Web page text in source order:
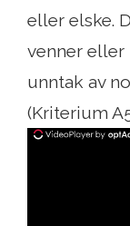
eller elske.
venner eller
unntak av
(Kriterium